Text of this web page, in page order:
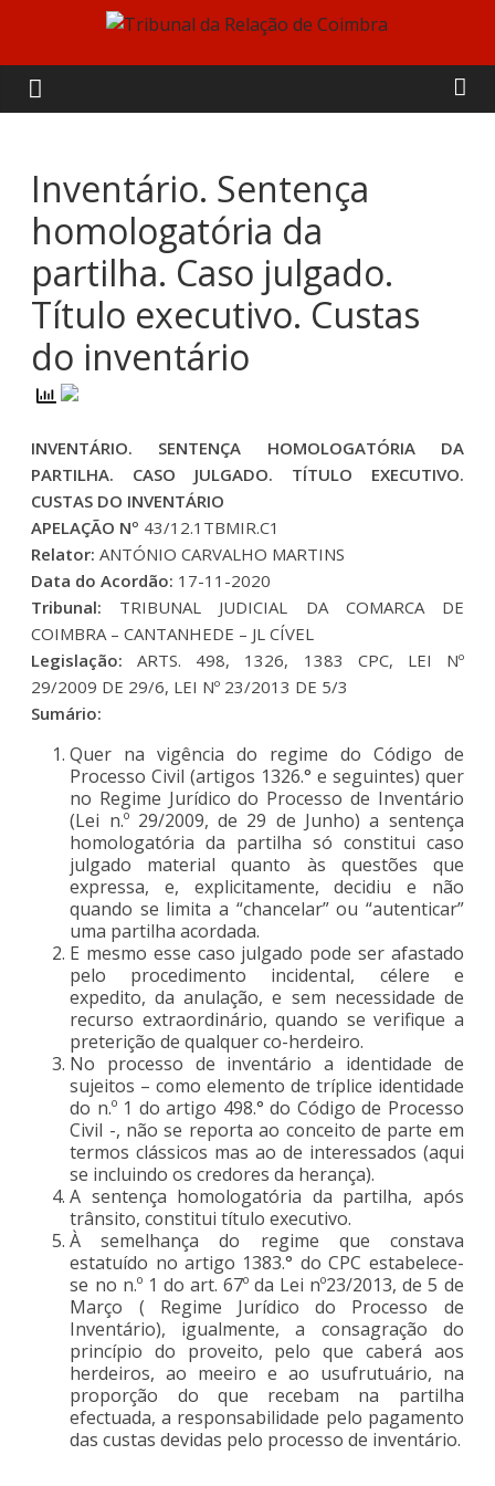
content
Tribunal
da
Relação
de
Coimbra
Inventário. Sentença
homologatória da
partilha. Caso julgado.
Título executivo. Custas
do inventário
INVENTÁRIO. SENTENÇA HOMOLOGATÓRIA DA
PARTILHA. CASO JULGADO. TÍTULO EXECUTIVO.
CUSTAS DO INVENTÁRIO
APELAÇÃO Nº 43/12.1TBMIR.C1
Relator: ANTÓNIO CARVALHO MARTINS
Data do Acordão: 17-11-2020
Tribunal: TRIBUNAL JUDICIAL DA COMARCA DE
COIMBRA – CANTANHEDE – JL CÍVEL
Legislação: ARTS. 498, 1326, 1383 CPC, LEI Nº
29/2009 DE 29/6, LEI Nº 23/2013 DE 5/3
Sumário:
Quer na vigência do regime do Código de
Processo Civil (artigos 1326.° e seguintes) quer
no Regime Jurídico do Processo de Inventário
(Lei n.º 29/2009, de 29 de Junho) a sentença
homologatória da partilha só constitui caso
julgado material quanto às questões que
expressa, e, explicitamente, decidiu e não
quando se limita a “chancelar” ou “autenticar”
uma partilha acordada.
E mesmo esse caso julgado pode ser afastado
pelo procedimento incidental, célere e
expedito, da anulação, e sem necessidade de
recurso extraordinário, quando se verifique a
preterição de qualquer co-herdeiro.
No processo de inventário a identidade de
sujeitos – como elemento de tríplice identidade
do n.º 1 do artigo 498.° do Código de Processo
Civil -, não se reporta ao conceito de parte em
termos clássicos mas ao de interessados (aqui
se incluindo os credores da herança).
A sentença homologatória da partilha, após
trânsito, constitui título executivo.
À semelhança do regime que constava
estatuído no artigo 1383.° do CPC estabelece-
se no n.º 1 do art. 67º da Lei nº23/2013, de 5 de
Março ( Regime Jurídico do Processo de
Inventário), igualmente, a consagração do
princípio do proveito, pelo que caberá aos
herdeiros, ao meeiro e ao usufrutuário, na
proporção do que recebam na partilha
efectuada, a responsabilidade pelo pagamento
das custas devidas pelo processo de inventário.